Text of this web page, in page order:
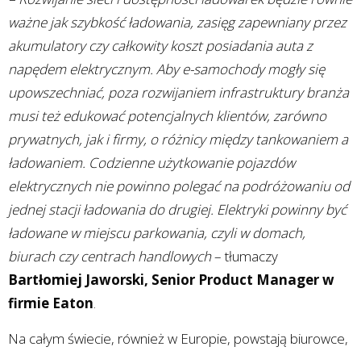
ważne jak szybkość ładowania, zasięg zapewniany przez
akumulatory czy całkowity koszt posiadania auta z
napędem elektrycznym. Aby e-samochody mogły się
upowszechniać, poza rozwijaniem infrastruktury branża
musi też edukować potencjalnych klientów, zarówno
prywatnych, jak i firmy, o różnicy między tankowaniem a
ładowaniem. Codzienne użytkowanie pojazdów
elektrycznych nie powinno polegać na podróżowaniu od
jednej stacji ładowania do drugiej. Elektryki powinny być
ładowane w miejscu parkowania, czyli w domach,
biurach czy centrach handlowych– tłumaczy
Bartłomiej Jaworski, Senior Product Manager w
firmie Eaton.
Na całym świecie, również w Europie, powstają biurowce,